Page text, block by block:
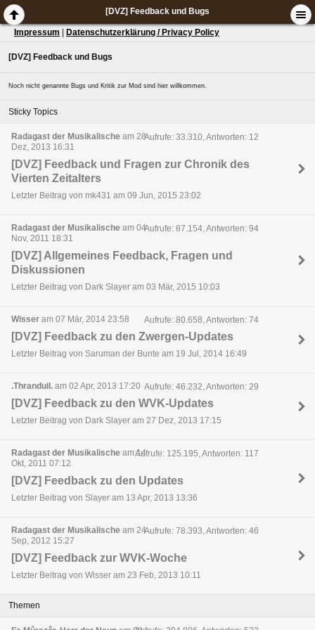
[DVZ] Feedback und Bugs
Impressum Datenschutzerklärung / Privacy Policy
[DVZ] Feedback und Bugs
Noch nicht genannte Bugs und Kritik zur Mod sind hier willkommen.
Sticky Topics
Radagast der Musikalische am 28
Dez, 2013 16:31
Aufrufe: 33.310, Antworten: 12
[DVZ] Feedback und Fragen zur Chronik des
Vierten Zeitalters
Letzter Beitrag von mk431 am 09 Jun, 2015 23:02
Radagast der Musikalische am 04
Nov, 2011 18:31
Aufrufe: 87.154, Antworten: 94
[DVZ] Allgemeines Feedback, Fragen und
Diskussionen
Letzter Beitrag von Dark Slayer am 03 Mär, 2015 10:03
Wisser am 07 Mär, 2014 23:58 Aufrufe: 80.658, Antworten: 74
[DVZ] Feedback zu den Zwergen-Updates
Letzter Beitrag von Saruman der Bunte am 19 Jul, 2014 16:49
.Thranduil. am 02 Apr, 2013 17:20 Aufrufe: 46.232, Antworten: 29
[DVZ] Feedback zu den WVK-Updates
Letzter Beitrag von Dark Slayer am 27 Dez, 2013 17:15
Radagast der Musikalische am 14
Okt, 2011 07:12
Aufrufe: 125.195, Antworten: 117
[DVZ] Feedback zu den Updates
Letzter Beitrag von Slayer am 13 Apr, 2013 13:36
Radagast der Musikalische am 24
Sep, 2012 15:27
Aufrufe: 78.393, Antworten: 46
[DVZ] Feedback zur WVK-Woche
Letzter Beitrag von Wisser am 23 Feb, 2013 10:11
Themen